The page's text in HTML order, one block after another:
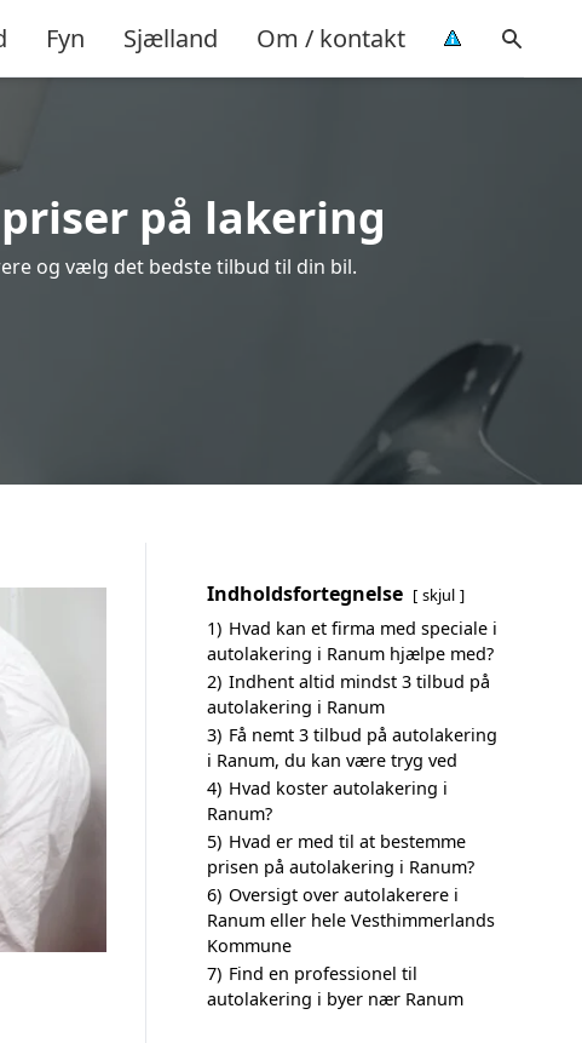
Fyn Sjælland Om / kontakt
på lakering
og vælg det bedste tilbud til din bil.
Indholdsfortegnelse skjul
1) Hvad kan et firma med speciale i
autolakering i Ranum hjælpe med?
2) Indhent altid mindst 3 tilbud på
autolakering i Ranum
3) Få nemt 3 tilbud på autolakering
i Ranum, du kan være tryg ved
4) Hvad koster autolakering i
Ranum?
5) Hvad er med til at bestemme
prisen på autolakering i Ranum?
6) Oversigt over autolakerere i
Ranum eller hele Vesthimmerlands
Kommune
7) Find en professionel til
autolakering i byer nær Ranum